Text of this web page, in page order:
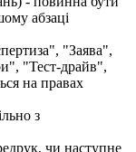
абзаці
"Заява",
"Тест-драйв",
на правах
з
чи наступне